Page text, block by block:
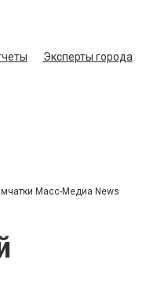
Эксперты города
Масс-Медиа News